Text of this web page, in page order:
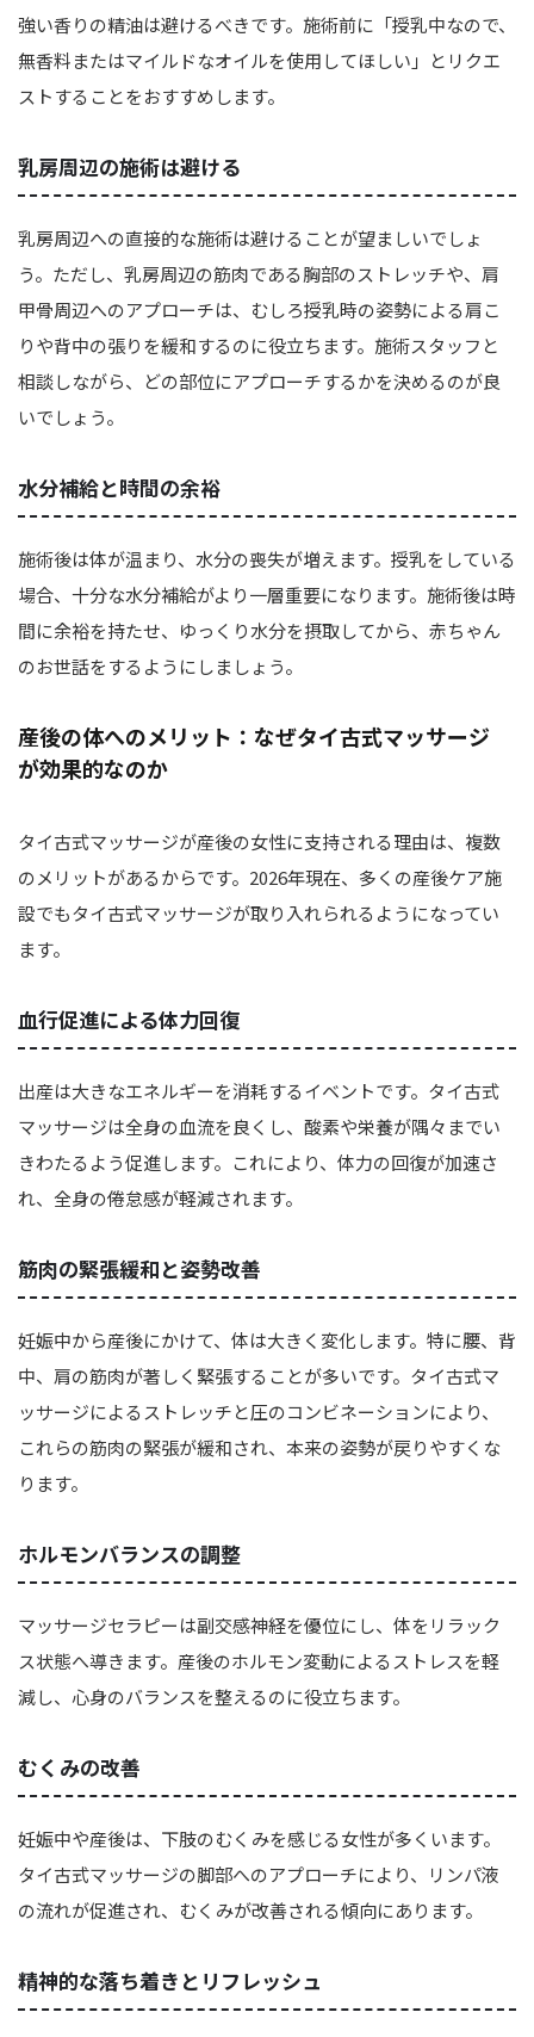
強い香りの精油は避けるべきです。施術前に「授乳中なので、
無香料またはマイルドなオイルを使用してほしい」とリクエ
ストすることをおすすめします。
乳房周辺の施術は避ける
乳房周辺への直接的な施術は避けることが望ましいでしょ
う。ただし、乳房周辺の筋肉である胸部のストレッチや、肩
甲骨周辺へのアプローチは、むしろ授乳時の姿勢による肩こ
りや背中の張りを緩和するのに役立ちます。施術スタッフと
相談しながら、どの部位にアプローチするかを決めるのが良
いでしょう。
水分補給と時間の余裕
施術後は体が温まり、水分の喪失が増えます。授乳をしている
場合、十分な水分補給がより一層重要になります。施術後は時
間に余裕を持たせ、ゆっくり水分を摂取してから、赤ちゃん
のお世話をするようにしましょう。
産後の体へのメリット：なぜタイ古式マッサージ
が効果的なのか
タイ古式マッサージが産後の女性に支持される理由は、複数
のメリットがあるからです。2026年現在、多くの産後ケア施
設でもタイ古式マッサージが取り入れられるようになってい
ます。
血行促進による体力回復
出産は大きなエネルギーを消耗するイベントです。タイ古式
マッサージは全身の血流を良くし、酸素や栄養が隅々までい
きわたるよう促進します。これにより、体力の回復が加速さ
れ、全身の倦怠感が軽減されます。
筋肉の緊張緩和と姿勢改善
妊娠中から産後にかけて、体は大きく変化します。特に腰、背
中、肩の筋肉が著しく緊張することが多いです。タイ古式マ
ッサージによるストレッチと圧のコンビネーションにより、
これらの筋肉の緊張が緩和され、本来の姿勢が戻りやすくな
ります。
ホルモンバランスの調整
マッサージセラピーは副交感神経を優位にし、体をリラック
ス状態へ導きます。産後のホルモン変動によるストレスを軽
減し、心身のバランスを整えるのに役立ちます。
むくみの改善
妊娠中や産後は、下肢のむくみを感じる女性が多くいます。
タイ古式マッサージの脚部へのアプローチにより、リンパ液
の流れが促進され、むくみが改善される傾向にあります。
精神的な落ち着きとリフレッシュ